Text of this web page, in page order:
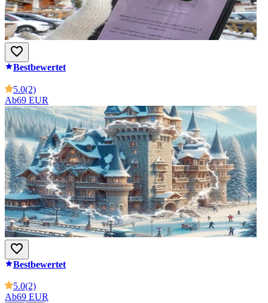
Bestbewertet
5.0(2)
Ab69 EUR
Bestbewertet
5.0(2)
Ab69 EUR